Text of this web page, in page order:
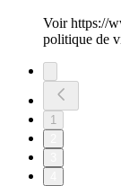
Voir https://
politique de
1